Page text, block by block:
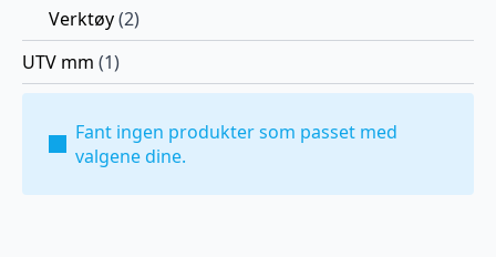
Verktøy(2)
UTV mm (1)
Fant ingen produkter som passet med
valgene dine.